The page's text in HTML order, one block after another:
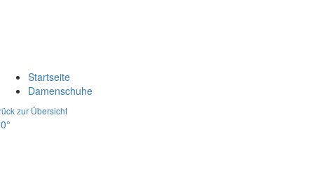
Startseite
Damenschuhe
zur Übersicht